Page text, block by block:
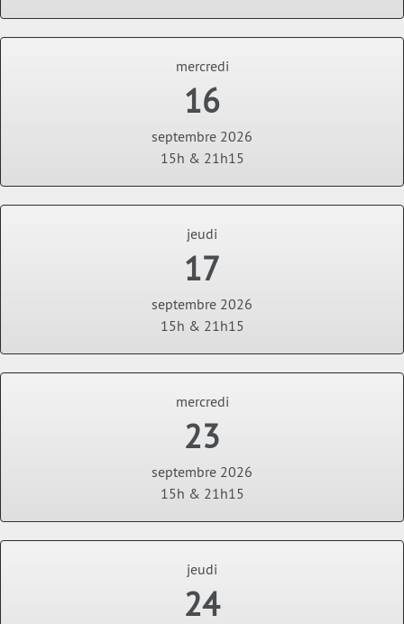
mercredi
16
septembre 2026
15h & 21h15
jeudi
17
septembre 2026
15h & 21h15
mercredi
23
septembre 2026
15h & 21h15
jeudi
24